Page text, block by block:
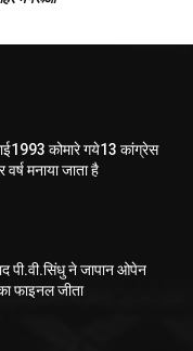
कोमारे गये13 कांग्रेस
वर्ष मनाया जाता है
पी.वी.सिंधु ने जापान ओपेन
फाइनल जीता